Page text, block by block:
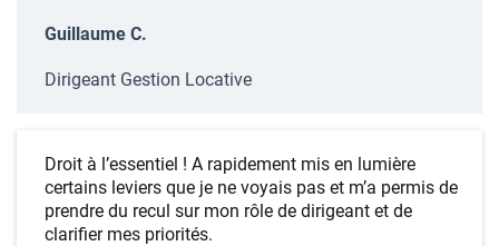
Guillaume C.
Dirigeant Gestion Locative
Droit à l’essentiel ! A rapidement mis en lumière
certains leviers que je ne voyais pas et m’a permis de
prendre du recul sur mon rôle de dirigeant et de
clarifier mes priorités.